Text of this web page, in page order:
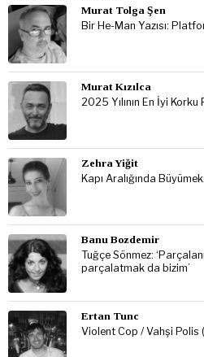
Murat Tolga Şen
Bir He-Man Yazısı:
Murat Kızılca
2025 Yılının En İyi Korku
Zehra Yiğit
Kapı Aralığında
Banu Bozdemir
Tuğçe Sönmez:
parçalatmak da bizim’
Ertan Tunc
Violent Cop / Vahşi Polis